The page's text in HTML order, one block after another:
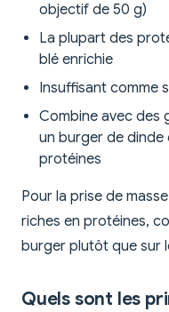
objectif de 50 g)
La plupart des
blé enrichie
Insuffisant comme
Combine avec des
un burger de dinde
protéines
Pour la prise de
riches en protéines,
burger plutôt que sur
Quels sont les